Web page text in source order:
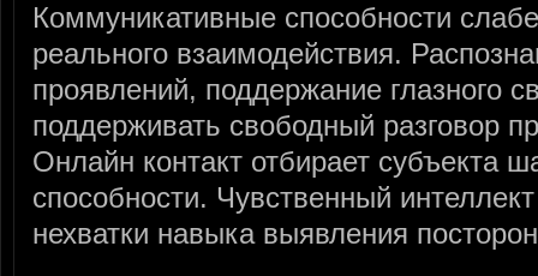
Коммуникативные способности
реального взаимодействия.
проявлений, поддержание глазного
поддерживать свободный разговор
Онлайн контакт отбирает субъекта
способности. Чувственный
нехватки навыка выявления